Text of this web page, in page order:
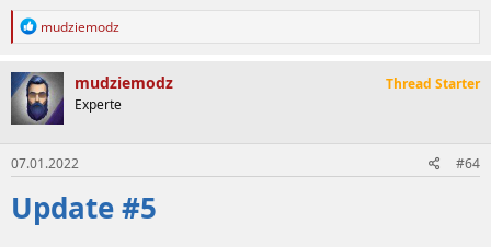
R
k
t
i
o
n
e
n
:
mudziemodz
mudziemodz
Experte
Thread Starter
07.01.2022 #64
Update #5